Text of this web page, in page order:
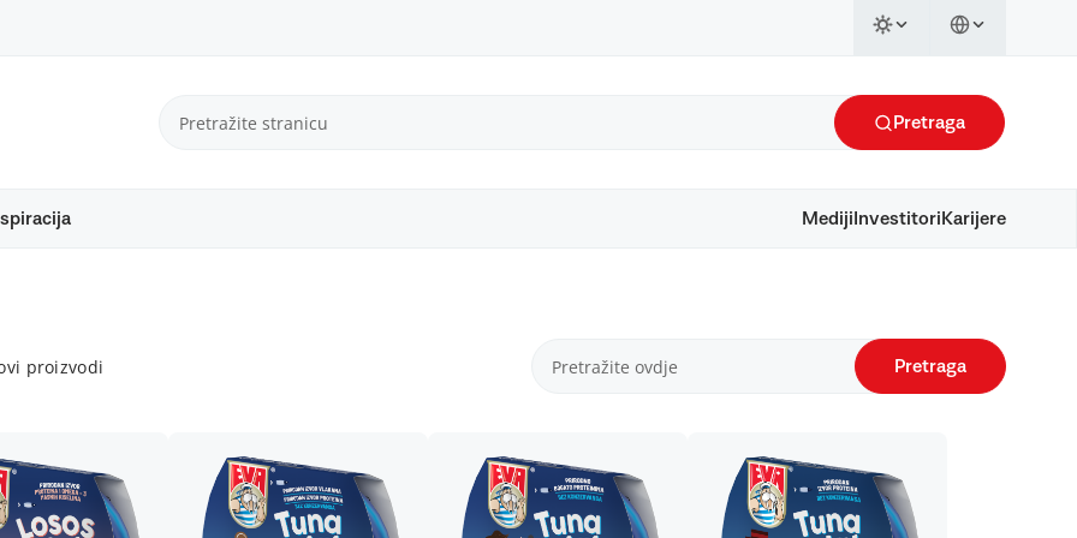
Pretraga
Mediji Investitori Karijere
proizvodi Pretraga